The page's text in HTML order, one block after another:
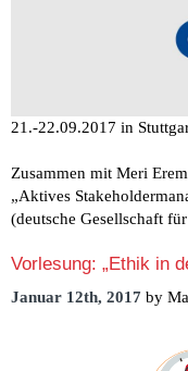
21.-22.09.2017 in
Zusammen mit Meri
„Aktives
(deutsche Gesellschaft
Vorlesung: „Ethik in
Januar 12th, 2017 by